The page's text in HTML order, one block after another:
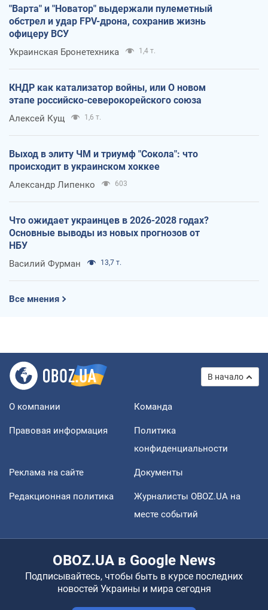
"Варта" и "Новатор" выдержали пулеметный
обстрел и удар FPV-дрона, сохранив жизнь
офицеру ВСУ
Украинская Бронетехника 1,4 т.
КНДР как катализатор войны, или О новом
этапе российско-северокорейского союза
Алексей Кущ 1,6 т.
Выход в элиту ЧМ и триумф "Сокола": что
происходит в украинском хоккее
Александр Липенко 603
Что ожидает украинцев в 2026-2028 годах?
Основные выводы из новых прогнозов от
НБУ
Василий Фурман 13,7 т.
Все мнения
В начало
О компании Команда
Правовая информация
Политика
конфиденциальности
Реклама на сайте Документы
Редакционная политика
Журналисты OBOZ.UA на
месте событий
OBOZ.UA в Google News
Подписывайтесь, чтобы быть в курсе последних
новостей Украины и мира сегодня